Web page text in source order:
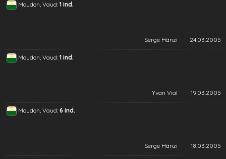
Moudon, Vaud: 1 ind.
Serge Hänzi 24.03.2005
Moudon, Vaud: 1 ind.
Yvan Vial 19.03.2005
Moudon, Vaud: 6 ind.
Serge Hänzi 18.03.2005